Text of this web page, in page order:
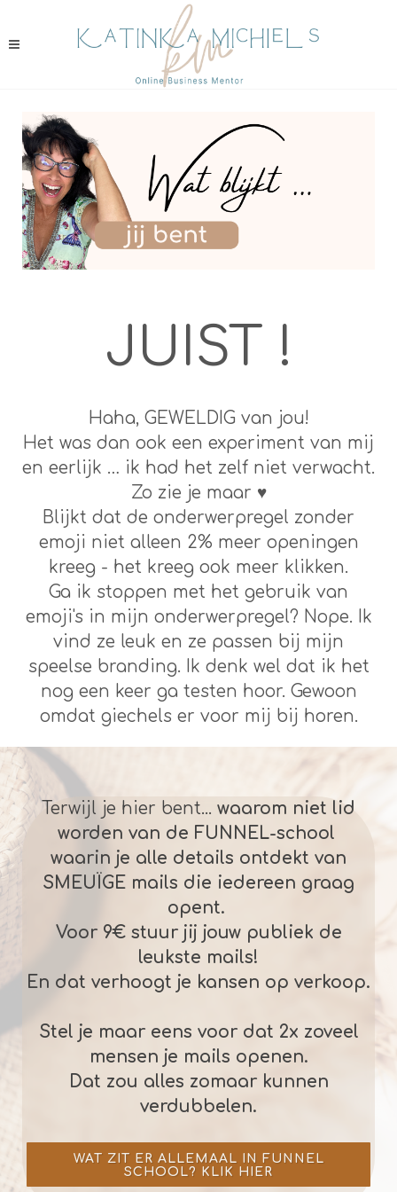
JUIST !
Haha, GEWELDIG van jou!
Het was dan ook een experiment van mij
en eerlijk … ik had het zelf niet verwacht.
Zo zie je maar ♥
Blijkt dat de onderwerpregel zonder
emoji niet alleen 2% meer openingen
kreeg - het kreeg ook meer klikken.
Ga ik stoppen met het gebruik van
emoji's in mijn onderwerpregel? Nope. Ik
vind ze leuk en ze passen bij mijn
speelse branding. Ik denk wel dat ik het
nog een keer ga testen hoor. Gewoon
omdat giechels er voor mij bij horen.
Terwijl je hier bent... waarom niet lid
worden van de FUNNEL-school
waarin je alle details ontdekt van
SMEUÏGE mails die iedereen graag
opent.
Voor 9€ stuur jij jouw publiek de
leukste mails!
En dat verhoogt je kansen op verkoop.
Stel je maar eens voor dat 2x zoveel
mensen je mails openen.
Dat zou alles zomaar kunnen
verdubbelen.
WAT ZIT ER ALLEMAAL IN FUNNEL
SCHOOL? KLIK HIER